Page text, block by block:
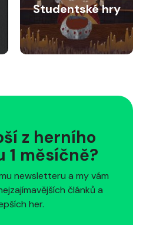
Studentské hry
z herního
1 měsíčně?
newsletteru a my vám
článků a
her.